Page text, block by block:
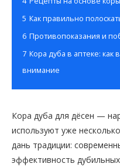
5 Как правильно
6 Противопоказания и
7 Кора дуба в аптеке: как
внимание
Кора дуба для дёсен —
используют уже
дань традиции:
эффективность